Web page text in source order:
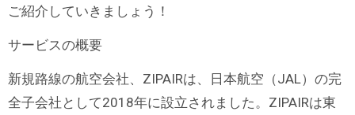
ご紹介していきましょう！
サービスの概要
新規路線の航空会社、ZIPAIRは、日本航空（JAL）の完
全子会社として2018年に設立されました。ZIPAIRは東